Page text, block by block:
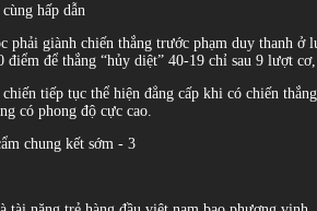
hấp dẫn
giành chiến thắng trước phạm duy thanh
để thắng “hủy diệt” 40-19 chỉ sau 9 lượt
tiếp tục thể hiện đẳng cấp khi có chiến
có phong độ cực cao.